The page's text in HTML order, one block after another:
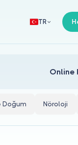
TR
Online
Doğum Nöroloji